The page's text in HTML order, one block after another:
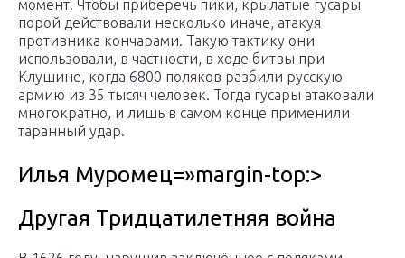
момент. Чтобы приберечь пики, крылатые гусары
порой действовали несколько иначе, атакуя
противника кончарами. Такую тактику они
использовали, в частности, в ходе битвы при
Клушине, когда 6800 поляков разбили русскую
армию из 35 тысяч человек. Тогда гусары атаковали
многократно, и лишь в самом конце применили
таранный удар.
Илья Муромец=»margin-top:>
Другая Тридцатилетняя война